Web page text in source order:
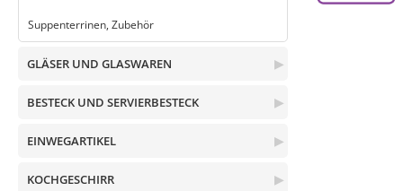
Suppenterrinen, Zubehör
▶
GLÄSER UND GLASWAREN
▶
BESTECK UND SERVIERBESTECK
▶
EINWEGARTIKEL
▶
KOCHGESCHIRR